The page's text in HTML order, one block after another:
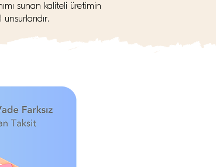
sunan kaliteli üretimin